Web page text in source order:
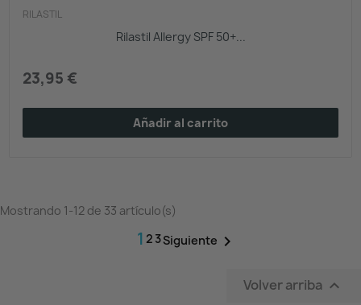
RILASTIL
Rilastil Allergy SPF 50+...
23,95 €
Añadir al carrito
Mostrando 1-12 de 33 artículo(s)
1 2 3Siguiente 
Volver arriba 